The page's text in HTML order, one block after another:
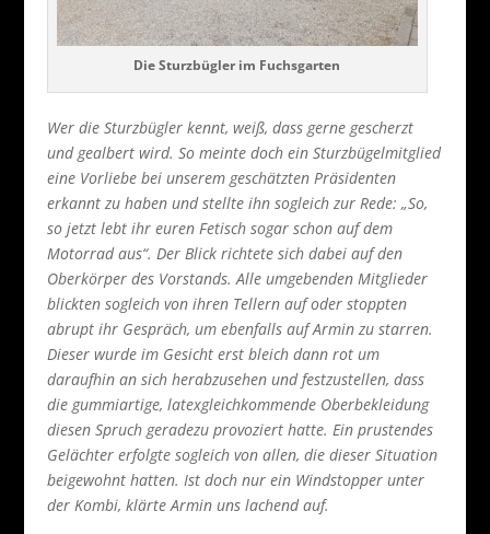
Die Sturzbügler im Fuchsgarten
Wer die Sturzbügler kennt, weiß, dass gerne gescherzt
und gealbert wird. So meinte doch ein Sturzbügelmitglied
eine Vorliebe bei unserem geschätzten Präsidenten
erkannt zu haben und stellte ihn sogleich zur Rede: „So,
so jetzt lebt ihr euren Fetisch sogar schon auf dem
Motorrad aus“. Der Blick richtete sich dabei auf den
Oberkörper des Vorstands. Alle umgebenden Mitglieder
blickten sogleich von ihren Tellern auf oder stoppten
abrupt ihr Gespräch, um ebenfalls auf Armin zu starren.
Dieser wurde im Gesicht erst bleich dann rot um
daraufhin an sich herabzusehen und festzustellen, dass
die gummiartige, latexgleichkommende Oberbekleidung
diesen Spruch geradezu provoziert hatte. Ein prustendes
Gelächter erfolgte sogleich von allen, die dieser Situation
beigewohnt hatten. Ist doch nur ein Windstopper unter
der Kombi, klärte Armin uns lachend auf.